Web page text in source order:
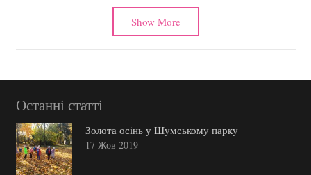
Show More
Останні статті
Золота осінь у Шумському парку
17 Жов 2019